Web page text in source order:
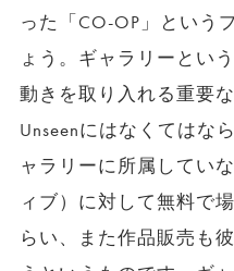
った「CO-OP」という
ょう。ギャラリーとい
動きを取り入れる重要
Unseenにはなくてはな
ャラリーに所属してい
ィブ）に対して無料で
らい、また作品販売も